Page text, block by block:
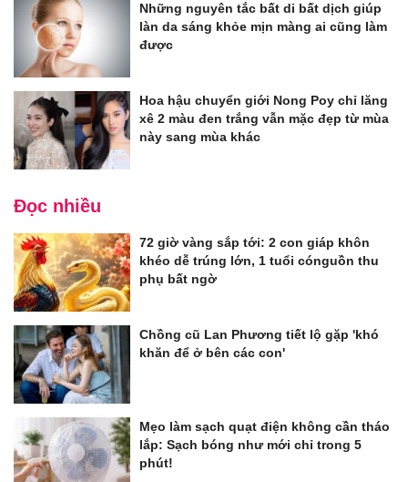
Những nguyên tắc bất di bất dịch giúp
làn da sáng khỏe mịn màng ai cũng làm
được
Hoa hậu chuyển giới Nong Poy chỉ lăng
xê 2 màu đen trắng vẫn mặc đẹp từ mùa
này sang mùa khác
Đọc nhiều
72 giờ vàng sắp tới: 2 con giáp khôn
khéo dễ trúng lớn, 1 tuổi cónguồn thu
phụ bất ngờ
Chồng cũ Lan Phương tiết lộ gặp 'khó
khăn để ở bên các con'
Mẹo làm sạch quạt điện không cần tháo
lắp: Sạch bóng như mới chỉ trong 5
phút!